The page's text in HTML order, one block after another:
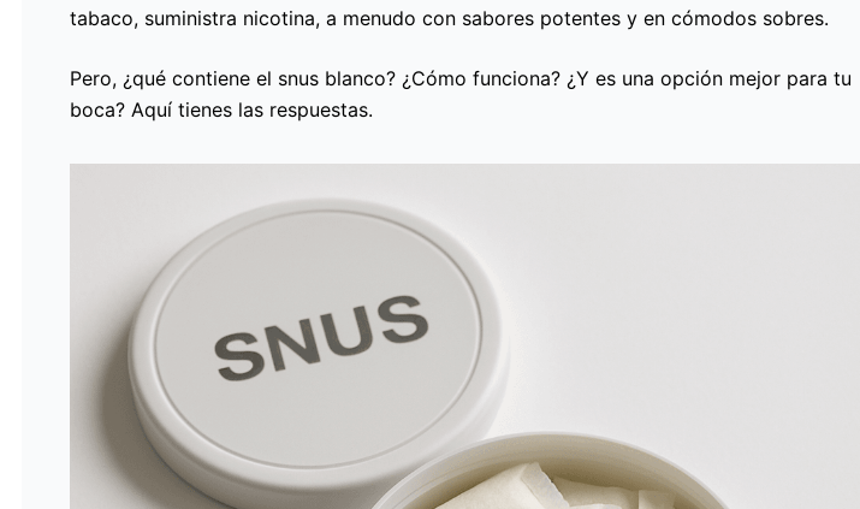
tabaco, suministra nicotina, a menudo con sabores potentes y en cómodos sobres.
Pero, ¿qué contiene el snus blanco? ¿Cómo funciona? ¿Y es una opción mejor para tu
boca? Aquí tienes las respuestas.